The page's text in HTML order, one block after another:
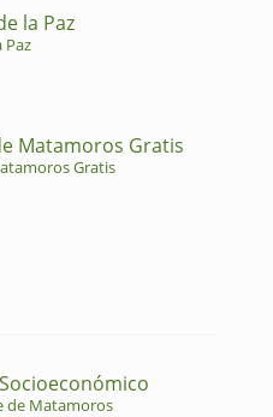
la Paz
Paz
Matamoros Gratis
Gratis
de Matamoros